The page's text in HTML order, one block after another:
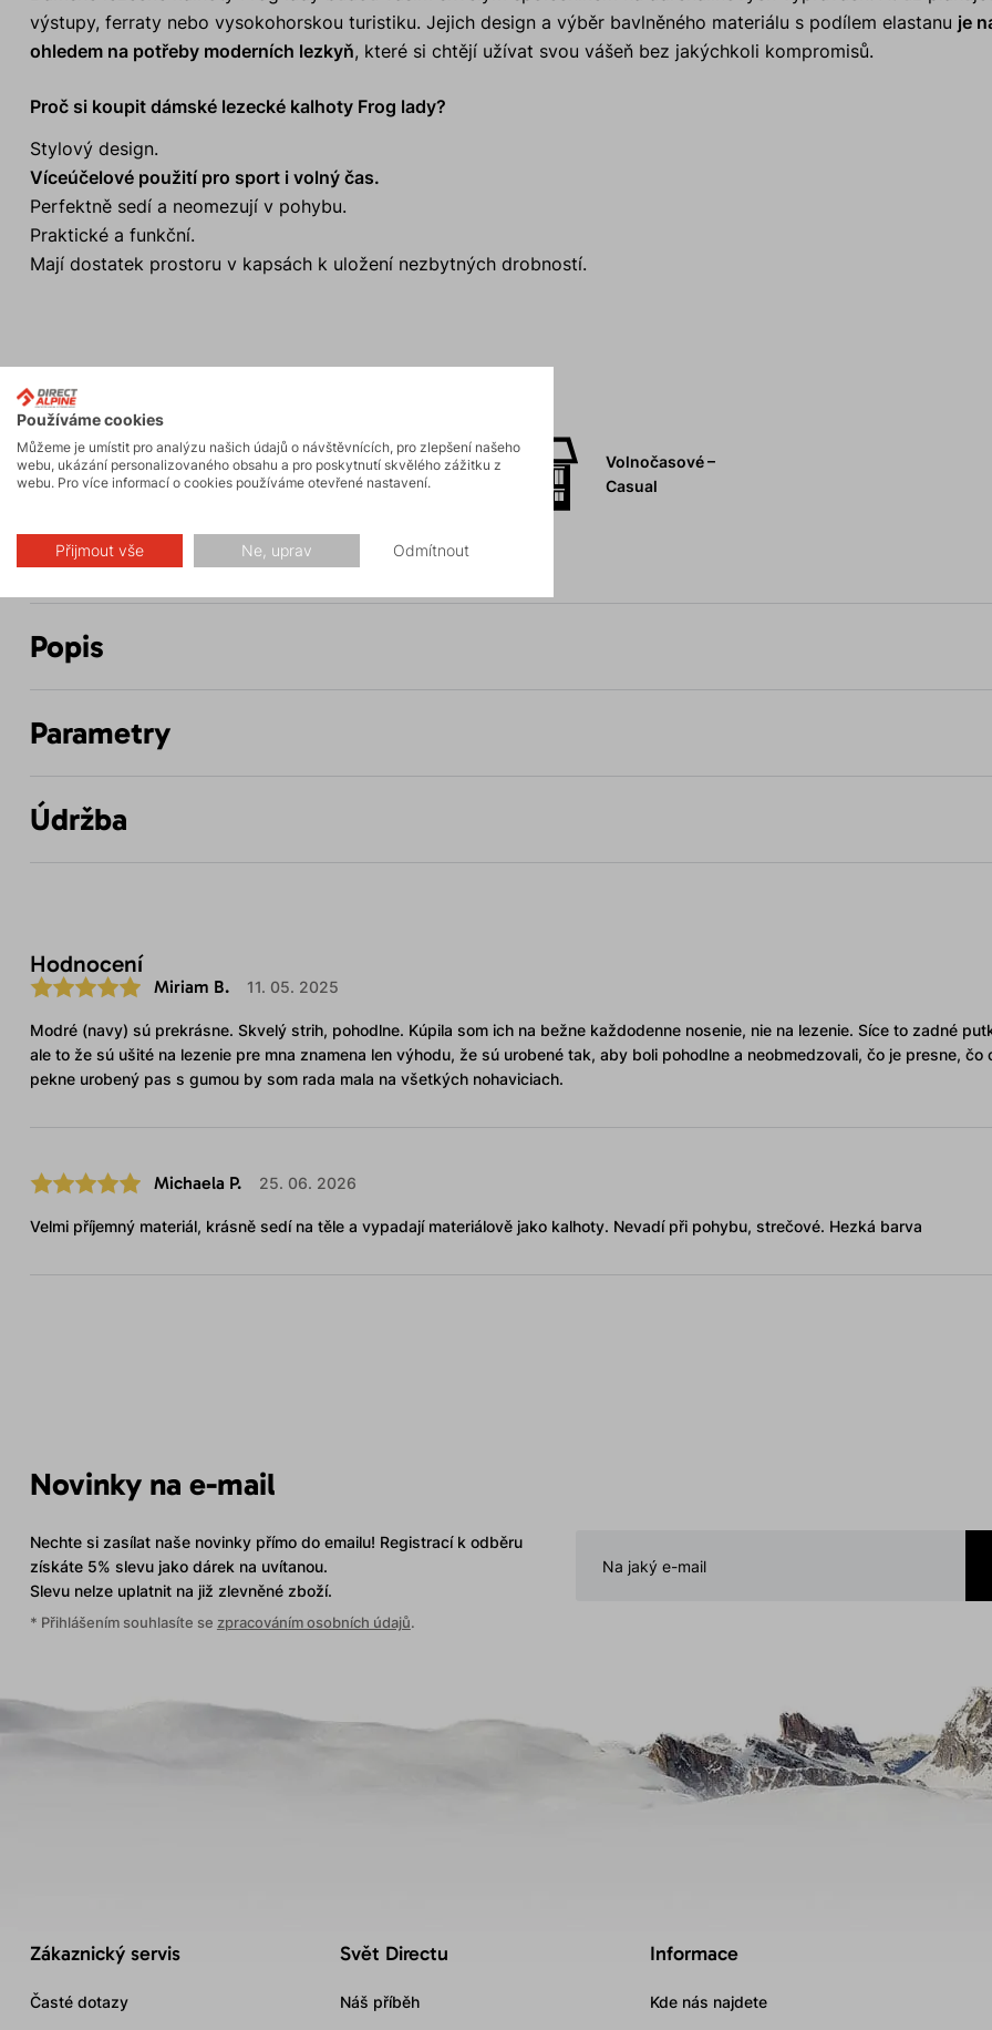
výstupy, ferraty nebo vysokohorskou turistiku. Jejich design a výběr bavlněného materiálu s podílem elastanu je
ohledem na potřeby moderních lezkyň, které si chtějí užívat svou vášeň bez jakýchkoli kompromisů.
Proč si koupit dámské lezecké kalhoty Frog lady?
Stylový design.
Víceúčelové použití pro sport i volný čas.
Perfektně sedí a neomezují v pohybu.
Praktické a funkční.
Mají dostatek prostoru v kapsách k uložení nezbytných drobností.
Aktivity
Turistika
Skalní lezení a
ferraty
Volnočasové –
Casual
Popis
Parametry
Údržba
Hodnocení
Miriam B. 11. 05. 2025
Modré (navy) sú prekrásne. Skvelý strih, pohodlne. Kúpila som ich na bežne každodenne nosenie, nie na lezenie. Síce to zadné
ale to že sú ušité na lezenie pre mna znamena len výhodu, že sú urobené tak, aby boli pohodlne a neobmedzovali, čo je presne, čo
pekne urobený pas s gumou by som rada mala na všetkých nohaviciach.
Michaela P. 25. 06. 2026
Velmi příjemný materiál, krásně sedí na těle a vypadají materiálově jako kalhoty. Nevadí při pohybu, strečové. Hezká barva
Novinky na e-mail
Nechte si zasílat naše novinky přímo do emailu! Registrací k odběru
získáte 5% slevu jako dárek na uvítanou.
Slevu nelze uplatnitna již zlevněné zboží.
* Přihlášením souhlasíte se zpracováním osobních údajů.
Zákaznický servis
Časté dotazy
Svět Directu
Náš příběh
Informace
Kde nás najdete
Používáme cookies
Můžeme je umístit pro analýzu našich údajů o návštěvnících, pro zlepšení našeho
webu, ukázání personalizovaného obsahu a pro poskytnutí skvělého zážitku z
webu. Pro více informací o cookies používáme otevřené nastavení.
Přijmout vše Ne, uprav Odmítnout